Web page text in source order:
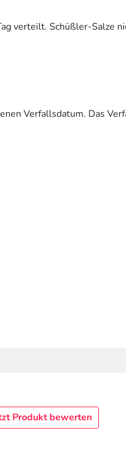
verteilt. Schüßler-Salze
Verfallsdatum. Das
Produkt bewerten